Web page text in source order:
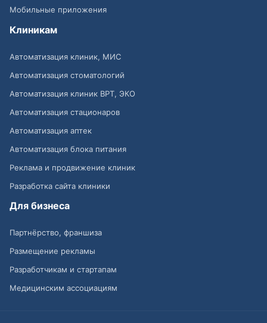
Мобильные приложения
Клиникам
Автоматизация клиник, МИС
Автоматизация стоматологий
Автоматизация клиник ВРТ, ЭКО
Автоматизация стационаров
Автоматизация аптек
Автоматизация блока питания
Реклама и продвижение клиник
Разработка сайта клиники
Для бизнеса
Партнёрство, франшиза
Размещение рекламы
Разработчикам и стартапам
Медицинским ассоциациям